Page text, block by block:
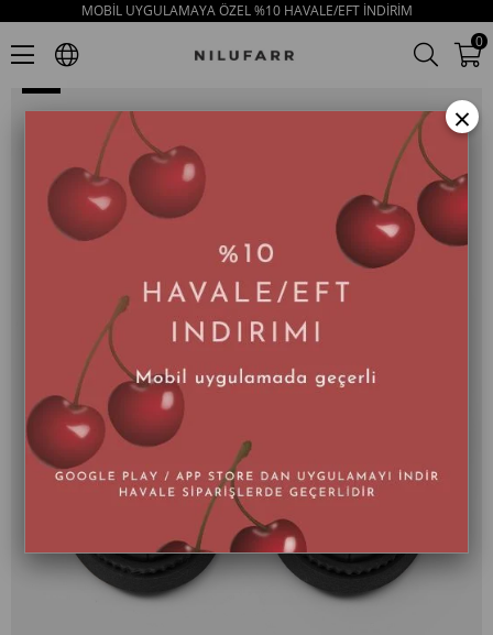
MOBİL UYGULAMAYA ÖZEL %10 HAVALE/EFT İNDİRİM
0
Britte Siyah Hakiki Deri Troklu Kadın Loafer
×